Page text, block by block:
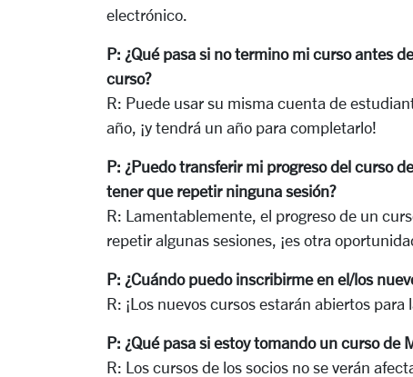
electrónico.
P: ¿Qué pasa si no termino mi curso antes
curso?
R: Puede usar su misma cuenta de
año, ¡y tendrá un año para completarlo!
P: ¿Puedo transferir mi progreso del curso
tener que repetir ninguna sesión?
R: Lamentablemente, el progreso de un
repetir algunas sesiones, ¡es otra
P: ¿Cuándo puedo inscribirme en el/los
R: ¡Los nuevos cursos estarán abiertos
P: ¿Qué pasa si estoy tomando un curso de
R: Los cursos de los socios no se verán